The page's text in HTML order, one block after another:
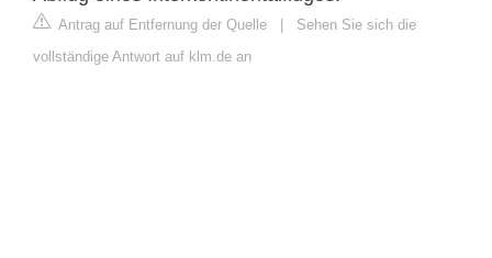
Antrag auf Entfernung der Quelle | Sehen Sie sich die
vollständige Antwort auf klm.de an